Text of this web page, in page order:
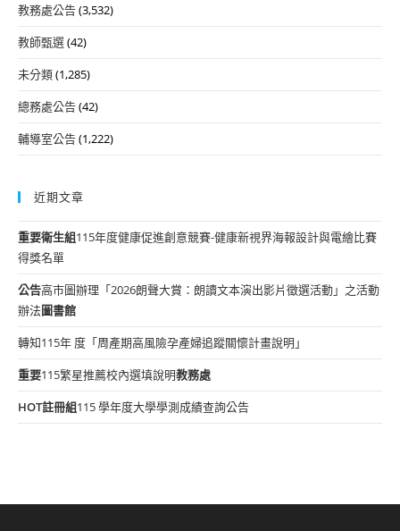
教務處公告(3,532)
教師甄選(42)
未分類(1,285)
總務處公告(42)
輔導室公告(1,222)
近期文章
重要衛生組115年度健康促進創意競賽-健康新視界海報設計與電繪比賽
得獎名單
公告高市圖辦理「2026朗聲大賞：朗讀文本演出影片徵選活動」之活動
辦法圖書館
轉知115年 度「周產期高風險孕產婦追蹤關懷計畫說明」
重要115繁星推薦校內選填說明教務處
HOT註冊組115 學年度大學學測成績查詢公告